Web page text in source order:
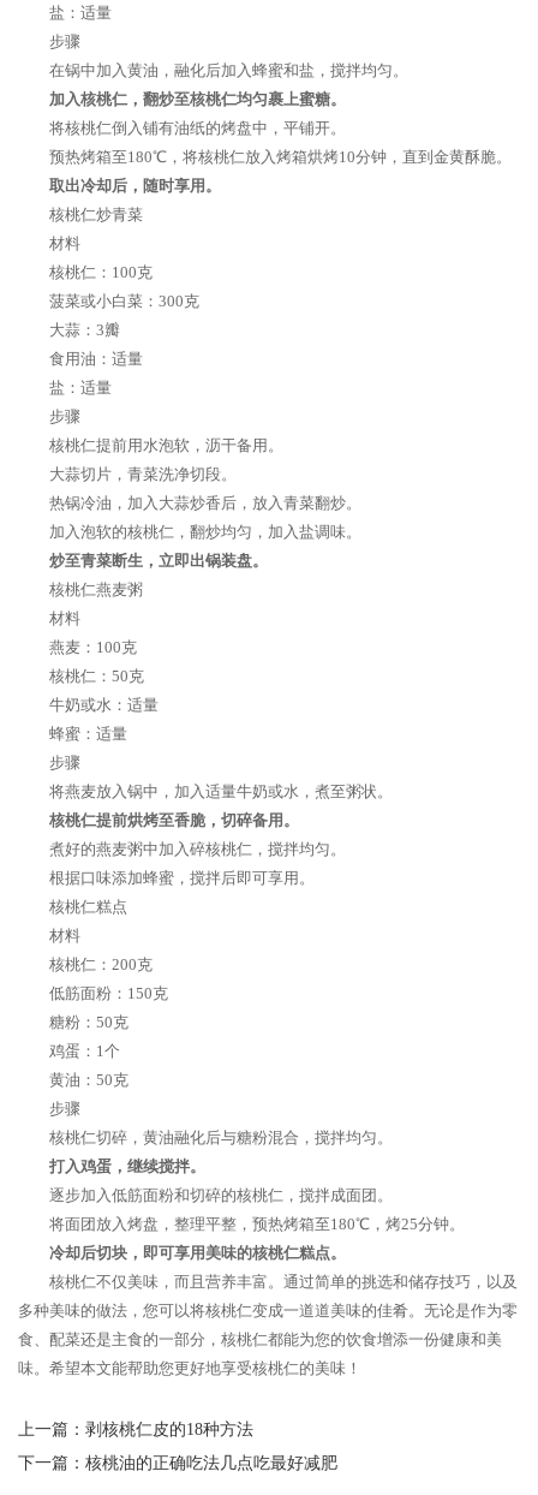
盐：适量
步骤
在锅中加入黄油，融化后加入蜂蜜和盐，搅拌均匀。
加入核桃仁，翻炒至核桃仁均匀裹上蜜糖。
将核桃仁倒入铺有油纸的烤盘中，平铺开。
预热烤箱至180℃，将核桃仁放入烤箱烘烤10分钟，直到金黄酥脆。
取出冷却后，随时享用。
核桃仁炒青菜
材料
核桃仁：100克
菠菜或小白菜：300克
大蒜：3瓣
食用油：适量
盐：适量
步骤
核桃仁提前用水泡软，沥干备用。
大蒜切片，青菜洗净切段。
热锅冷油，加入大蒜炒香后，放入青菜翻炒。
加入泡软的核桃仁，翻炒均匀，加入盐调味。
炒至青菜断生，立即出锅装盘。
核桃仁燕麦粥
材料
燕麦：100克
核桃仁：50克
牛奶或水：适量
蜂蜜：适量
步骤
将燕麦放入锅中，加入适量牛奶或水，煮至粥状。
核桃仁提前烘烤至香脆，切碎备用。
煮好的燕麦粥中加入碎核桃仁，搅拌均匀。
根据口味添加蜂蜜，搅拌后即可享用。
核桃仁糕点
材料
核桃仁：200克
低筋面粉：150克
糖粉：50克
鸡蛋：1个
黄油：50克
步骤
核桃仁切碎，黄油融化后与糖粉混合，搅拌均匀。
打入鸡蛋，继续搅拌。
逐步加入低筋面粉和切碎的核桃仁，搅拌成面团。
将面团放入烤盘，整理平整，预热烤箱至180℃，烤25分钟。
冷却后切块，即可享用美味的核桃仁糕点。
核桃仁不仅美味，而且营养丰富。通过简单的挑选和储存技巧，以及
多种美味的做法，您可以将核桃仁变成一道道美味的佳肴。无论是作为零
食、配菜还是主食的一部分，核桃仁都能为您的饮食增添一份健康和美
味。希望本文能帮助您更好地享受核桃仁的美味！
上一篇： 剥核桃仁皮的18种方法
下一篇： 核桃油的正确吃法几点吃最好减肥